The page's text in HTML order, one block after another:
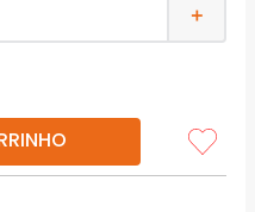
＋